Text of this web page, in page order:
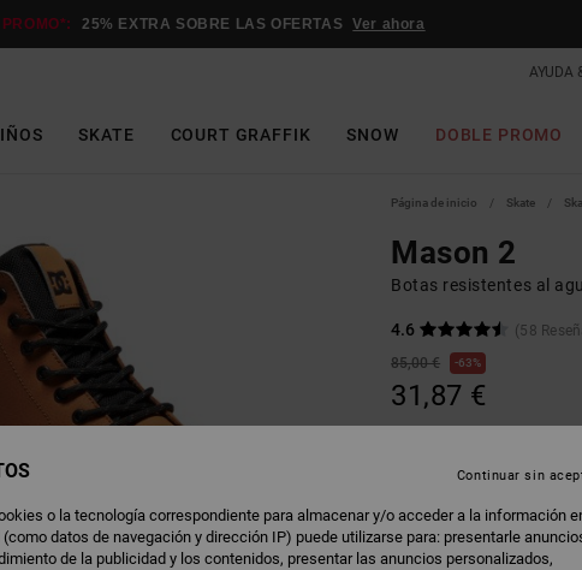
25% EXTRA SOBRE LAS OFERTAS Ver ahora
AYUDA
SKATE COURT GRAFFIK SNOW DOBLE PROMO
Página de inicio Skate
Mason 2
Botas resistentes al
4.6
(58
85,00 €
63%
31,87 €
ColorWheat/black
o la tecnología correspondiente para almacenar y/o acceder a la información
datos de navegación y dirección IP) puede utilizarse para: presentarle
de la publicidad y los contenidos, presentar las anuncios personalizados,
Continuar sin